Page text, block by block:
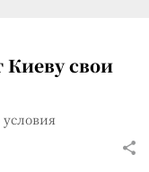
Киеву свои